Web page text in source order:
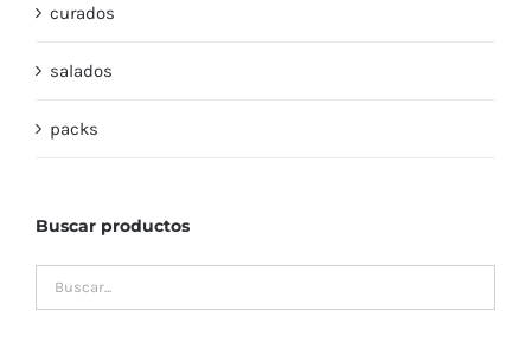
curados
salados
packs
Buscar productos